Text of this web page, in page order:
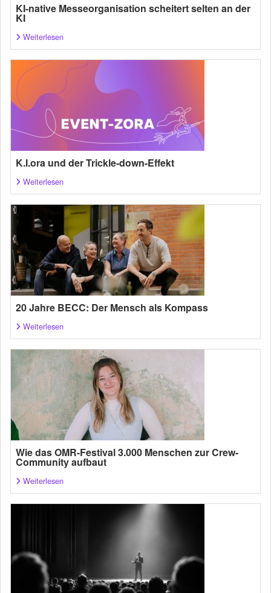
KI-native Messeorganisation scheitert selten an der
KI
Weiterlesen
K.I.ora und der Trickle-down-Effekt
Weiterlesen
20 Jahre BECC: Der Mensch als Kompass
Weiterlesen
Wie das OMR-Festival 3.000 Menschen zur Crew-
Community aufbaut
Weiterlesen